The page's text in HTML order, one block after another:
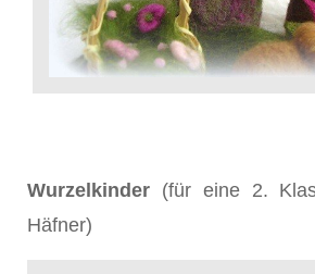
Wurzelkinder (für eine 2.
Häfner)